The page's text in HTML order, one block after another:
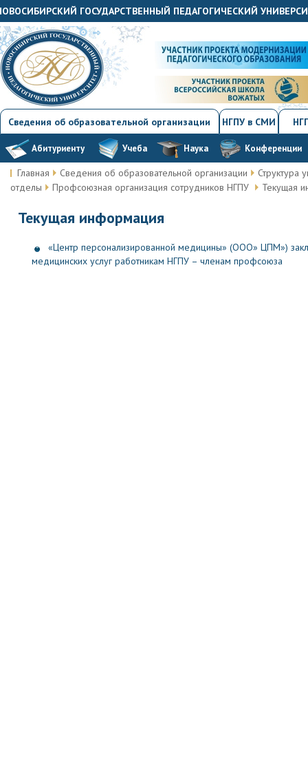
ГОСУДАРСТВЕННЫЙ ПЕДАГОГИЧЕСКИЙ
Сведения об образовательной организации НГПУ в СМИ
Абитуриенту Учеба Наука Конференции
Главная Сведения об образовательной организации
Структура
отделы
Профсоюзная организация сотрудников НГПУ Текущая
Текущая информация
«Центр персонализированной медицины» (ООО» ЦПМ»)
медицинских услуг работникам НГПУ – членам профсоюза